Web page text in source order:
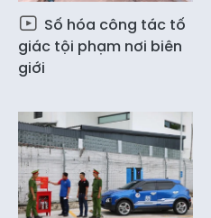
Số hóa công tác tố
giác tội phạm nơi biên
giới